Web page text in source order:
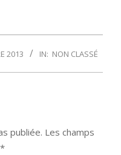
2013 IN: NON CLASSÉ
publiée. Les champs
*